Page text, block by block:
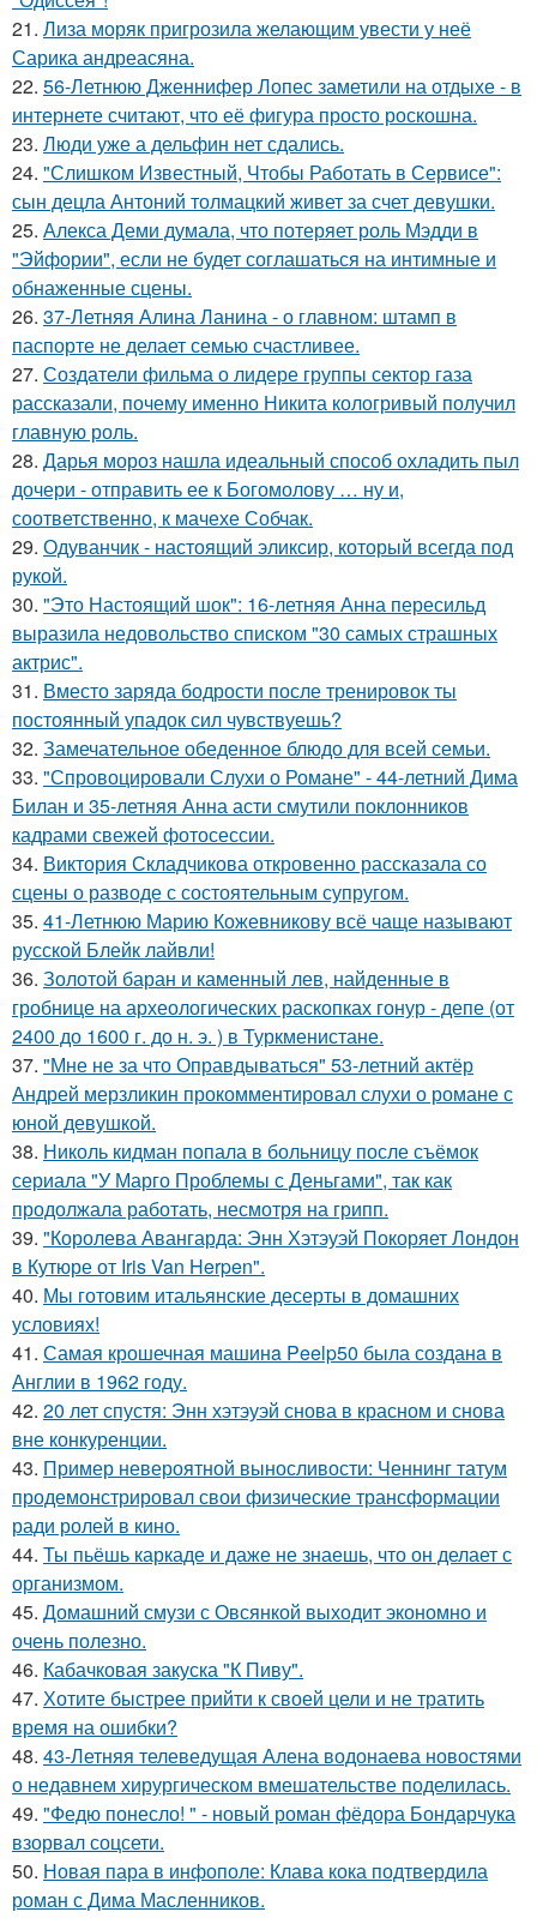
21. Лиза моряк пригрозила желающим увести у неё
Сарика андреасяна.
22. 56-Летнюю Дженнифер Лопес заметили на отдыхе - в
интернете считают, что её фигура просто роскошна.
23. Люди уже а дельфин нет сдались.
24. "Слишком Известный, Чтобы Работать в Сервисе":
сын децла Антоний толмацкий живет за счет девушки.
25. Алекса Деми думала, что потеряет роль Мэдди в
"Эйфории", если не будет соглашаться на интимные и
обнаженные сцены.
26. 37-Летняя Алина Ланина - о главном: штамп в
паспорте не делает семью счастливее.
27. Создатели фильма о лидере группы сектор газа
рассказали, почему именно Никита кологривый получил
главную роль.
28. Дарья мороз нашла идеальный способ охладить пыл
дочери - отправить ее к Богомолову … ну и,
соответственно, к мачехе Собчак.
29. Одуванчик - настоящий эликсир, который всегда под
рукой.
30. "Это Настоящий шок": 16-летняя Анна пересильд
выразила недовольство списком "30 самых страшных
актрис".
31. Вместо заряда бодрости после тренировок ты
постоянный упадок сил чувствуешь?
32. Замечательное обеденное блюдо для всей семьи.
33. "Спровоцировали Слухи о Романе" - 44-летний Дима
Билан и 35-летняя Анна асти смутили поклонников
кадрами свежей фотосессии.
34. Виктория Складчикова откровенно рассказала со
сцены о разводе с состоятельным супругом.
35. 41-Летнюю Марию Кожевникову всё чаще называют
русской Блейк лайвли!
36. Золотой баран и каменный лев, найденные в
гробнице на археологических раскопках гонур - депе (от
2400 до 1600 г. до н. э. ) в Туркменистане.
37. "Мне не за что Оправдываться" 53-летний актёр
Андрей мерзликин прокомментировал слухи о романе с
юной девушкой.
38. Николь кидман попала в больницу после съёмок
сериала "У Марго Проблемы с Деньгами", так как
продолжала работать, несмотря на грипп.
39. "Королева Авангарда: Энн Хэтэуэй Покоряет Лондон
в Кутюре от Iris Van Herpen".
40. Мы готовим итальянские десерты в домашних
условиях!
41. Самая крошечная машинa Peelp50 была созданa в
Англии в 1962 году.
42. 20 лет спустя: Энн хэтэуэй снова в красном и снова
вне конкуренции.
43. Пример невероятной выносливости: Ченнинг татум
продемонстрировал свои физические трансформации
ради ролей в кино.
44. Ты пьёшь каркаде и даже не знаешь, что он делает с
организмом.
45. Домашний смузи с Овсянкой выходит экономно и
очень полезно.
46. Кабачковая закуска "К Пиву".
47. Хотите быстрее прийти к своей цели и не тратить
время на ошибки?
48. 43-Летняя телеведущая Алена водонаева новостями
о недавнем хирургическом вмешательстве поделилась.
49. "Федю понесло! " - новый роман фёдора Бондарчука
взорвал соцсети.
50. Новая пара в инфополе: Клава кока подтвердила
роман с Дима Масленников.